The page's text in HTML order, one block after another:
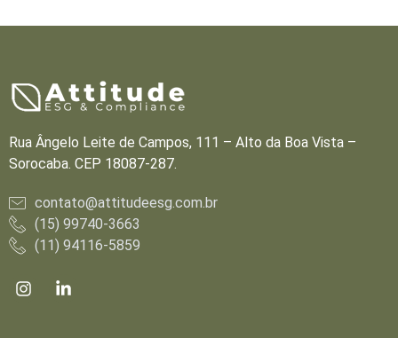
Rua Ângelo Leite de Campos, 111 – Alto da Boa Vista –
Sorocaba. CEP 18087-287.
contato@attitudeesg.com.br
(15) 99740-3663
(11) 94116-5859